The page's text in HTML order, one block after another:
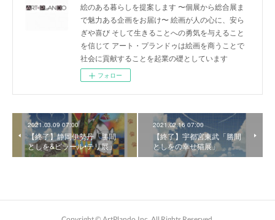
絵のある暮らしを提案します 〜個展から総合展ま
で魅力ある企画をお届け〜 絵画が人の心に、安ら
ぎや喜び そして生きることへの勇気を与えること
を信じて アート・プランドゥは絵画を商うことで
社会に貢献することを起業の礎としています
フォロー
2021.03.09 07:00
【終了】静岡伊勢丹「勝間
としを&ピラール•テリ展」
2021.02.16 07:00
【終了】宇都宮東武「勝間
としをの幸せ猫展」